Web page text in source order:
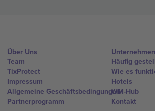
Über Uns
Team
TixProtect
Impressum
Allgemeine Geschäftsbedingungen
Partnerprogramm
Häufig
Wie es
Hotels
WM-Hub
Kontakt